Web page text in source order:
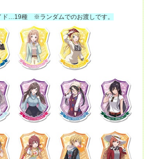
ド…19種 ※ランダムでのお渡しです。